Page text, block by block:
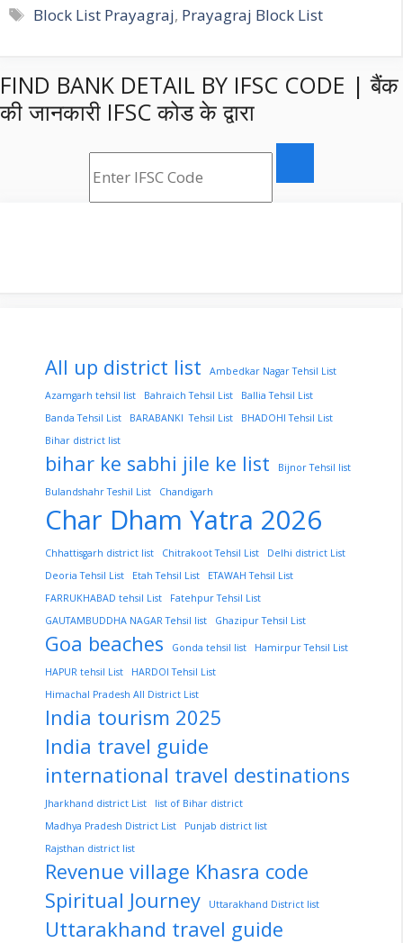
Tags
Block List Prayagraj, Prayagraj Block List
FIND BANK DETAIL BY IFSC CODE | बैंक
की जानकारी IFSC कोड के द्वारा
All up district list
Ambedkar Nagar Tehsil List
Azamgarh tehsil list
Bahraich Tehsil List
Ballia Tehsil List
Banda Tehsil List
BARABANKI Tehsil List
BHADOHI Tehsil List
Bihar district list
bihar ke sabhi jile ke list
Bijnor Tehsil list
Bulandshahr Teshil List
Chandigarh
Char Dham Yatra 2026
Chhattisgarh district list Chitrakoot Tehsil List
Delhi district List
Deoria Tehsil List
Etah Tehsil List
ETAWAH Tehsil List
FARRUKHABAD tehsil List
Fatehpur Tehsil List
GAUTAMBUDDHA NAGAR Tehsil list
Ghazipur Tehsil List
Goa beaches Gonda tehsil list
Hamirpur Tehsil List
HAPUR tehsil List
HARDOI Tehsil List
Himachal Pradesh All District List
India tourism 2025
India travel guide
international travel destinations
Jharkhand district List
list of Bihar district
Madhya Pradesh District List
Punjab district list
Rajsthan district list
Revenue village Khasra code
Spiritual Journey
Uttarakhand District list
Uttarakhand travel guide